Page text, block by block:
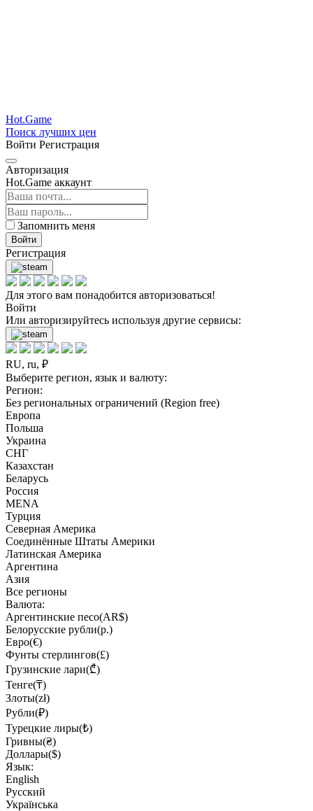
Hot.Game
Поиск лучших цен
Войти Регистрация
Авторизация
Hot.Game аккаунт
Запомнить меня
Войти
Регистрация
Для этого вам понадобится авторизоваться!
Войти
Или авторизируйтесь используя другие сервисы:
RU, ru, ₽
Выберите регион, язык и валюту:
Регион:
Без региональных ограничений (Region free)
Европа
Польша
Украина
СНГ
Казахстан
Беларусь
Россия
MENA
Турция
Северная Америка
Соединённые Штаты Америки
Латинская Америка
Аргентина
Азия
Все регионы
Валюта:
Аргентинские песо(AR$)
Белорусские рубли(р.)
Евро(€)
Фунты стерлингов(£)
Грузинские лари(₾)
Тенге(₸)
Злоты(zł)
Рубли(₽)
Турецкие лиры(₺)
Гривны(₴)
Доллары($)
Язык:
English
Русский
Українська